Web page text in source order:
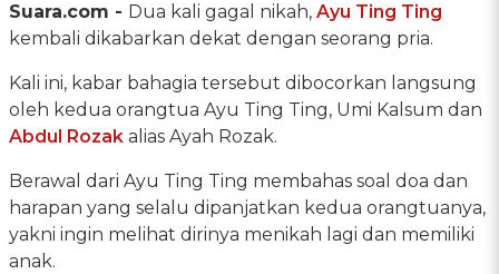
Suara.com - Dua kali gagal nikah, Ayu Ting Ting
kembali dikabarkan dekat dengan seorang pria.
Kali ini, kabar bahagia tersebut dibocorkan langsung
oleh kedua orangtua Ayu Ting Ting, Umi Kalsum dan
Abdul Rozak alias Ayah Rozak.
Berawal dari Ayu Ting Ting membahas soal doa dan
harapan yang selalu dipanjatkan kedua orangtuanya,
yakni ingin melihat dirinya menikah lagi dan memiliki
anak.